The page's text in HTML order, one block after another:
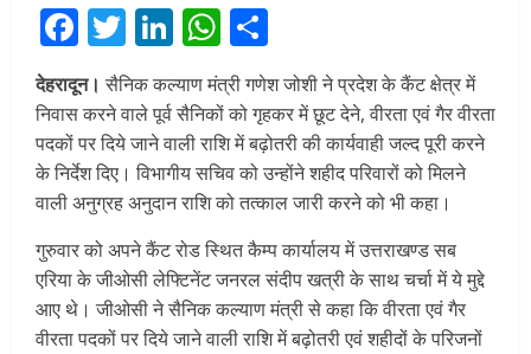
Facebook
Twitter
LinkedIn
WhatsApp
देहरादून। सैनिक कल्याण मंत्री गणेश जोशी ने प्रदेश के कैंट क्षेत्र में
निवास करने वाले पूर्व सैनिकों को गृहकर में छूट देने, वीरता एवं गैर वीरता
पदकों पर दिये जाने वाली राशि में बढ़ोतरी की कार्यवाही जल्द पूरी करने
के निर्देश दिए। विभागीय सचिव को उन्होंने शहीद परिवारों को मिलने
वाली अनुग्रह अनुदान राशि को तत्काल जारी करने को भी कहा।
गुरुवार को अपने कैंट रोड स्थित कैम्प कार्यालय में उत्तराखण्ड सब
एरिया के जीओसी लेफ्टिनेंट जनरल संदीप खत्री के साथ चर्चा में ये मुद्दे
आए थे। जीओसी ने सैनिक कल्याण मंत्री से कहा कि वीरता एवं गैर
वीरता पदकों पर दिये जाने वाली राशि में बढ़ोतरी एवं शहीदों के परिजनों